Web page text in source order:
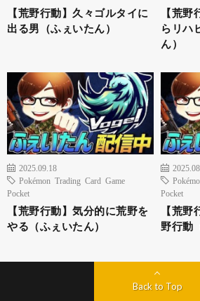
【荒野行動】久々ゴルタイに
出る男（ふぇいたん）
【荒
らリハ
ん）
2025.09.18
Pokémon Trading Card Game
Pocket
【荒野行動】気分的に荒野を
やる（ふぇいたん）
Pocket
【荒
野行動
Back to Top